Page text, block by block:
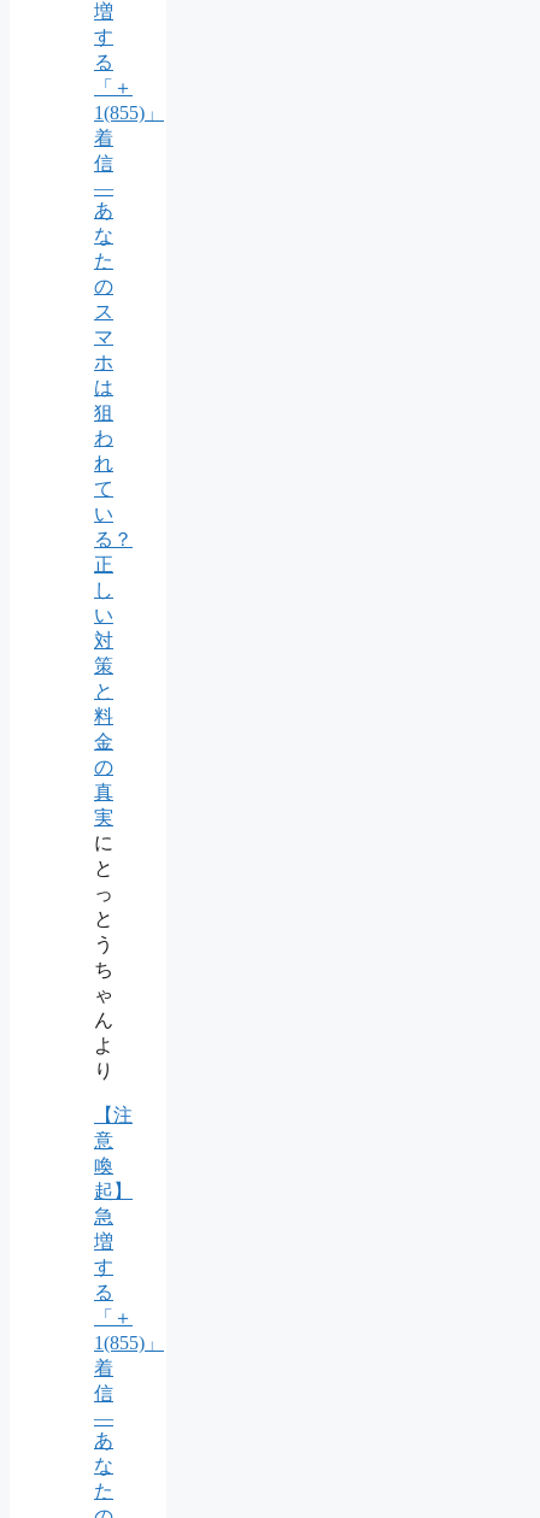
増
す
る
「＋
1(855)」
着
信
―
あ
な
た
の
ス
マ
ホ
は
狙
わ
れ
て
い
る？
正
し
い
対
策
と
料
金
の
真
実
に
と
っ
と
う
ち
ゃ
ん
よ
り
【注
意
喚
起】
急
増
す
る
「＋
1(855)」
着
信
―
あ
な
た